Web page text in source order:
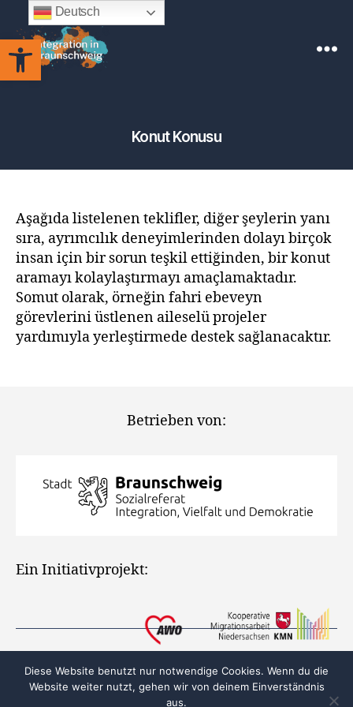
Open toolbar
Integration
Konut Konusu
Aşağıda listelenen teklifler, diğer şeylerin yanı
sıra, ayrımcılık deneyimlerinden dolayı birçok
insan için bir sorun teşkil ettiğinden, bir konut
aramayı kolaylaştırmayı amaçlamaktadır.
Somut olarak, örneğin fahri ebeveyn
görevlerini üstlenen aileselü projeler
yardımıyla yerleştirmede destek sağlanacaktır.
Betrieben von:
Ein Initiativprojekt:
Deutsch
Diese Website benutzt nur notwendige Cookies. Wenn du die
Website weiter nutzt, gehen wir von deinem Einverständnis
aus.